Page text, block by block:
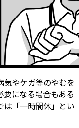
気やケガ等のやむを
になる場合もある
は「一時間休」とい